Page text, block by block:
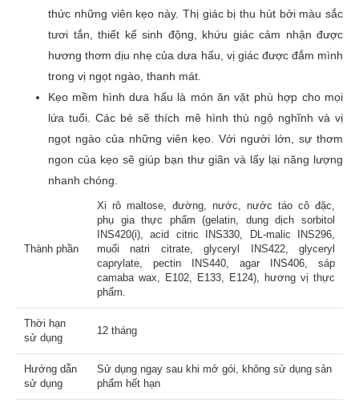
thức những viên kẹo này. Thị giác bị thu hút bởi màu sắc
tươi tắn, thiết kế sinh động, khứu giác cảm nhận được
hương thơm dịu nhẹ của dưa hấu, vị giác được đắm mình
trong vị ngọt ngào, thanh mát.
Kẹo mềm hình dưa hấu là món ăn vặt phù hợp cho mọi
lứa tuổi. Các bé sẽ thích mê hình thù ngộ nghĩnh và vị
ngọt ngào của những viên kẹo. Với người lớn, sự thơm
ngon của kẹo sẽ giúp bạn thư giãn và lấy lại năng lượng
nhanh chóng.
Thành phần
Xi rô maltose, đường, nước, nước táo cô đặc,
phụ gia thực phẩm (gelatin, dung dịch sorbitol
INS420(i), acid citric INS330, DL-malic INS296,
muối natri citrate, glyceryl INS422, glyceryl
caprylate, pectin INS440, agar INS406, sáp
camaba wax, E102, E133, E124), hương vị thực
phẩm.
Thời hạn
sử dụng
12 tháng
Hướng dẫn
sử dụng
Sử dụng ngay sau khi mở gói, không sử dụng sản
phẩm hết hạn